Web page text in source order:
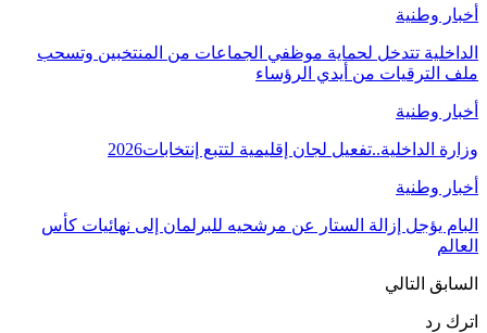
أخبار وطنية
الداخلية تتدخل لحماية موظفي الجماعات من المنتخبين وتسحب
ملف الترقيات من أيدي الرؤساء
أخبار وطنية
وزارة الداخلية..تفعيل لجان إقليمية لتتبع إنتخابات2026
أخبار وطنية
البام يؤجل إزالة الستار عن مرشحيه للبرلمان إلى نهائيات كأس
العالم
السابق التالي
اترك رد